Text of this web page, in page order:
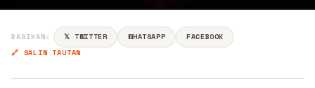
BAGIKAN: 𝕏 TWITTER WHATSAPP
FACEBOOK
🔗 SALIN TAUTAN